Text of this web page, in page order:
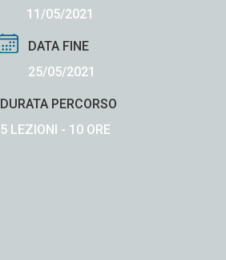
11/05/2021
DATA FINE
25/05/2021
DURATA PERCORSO
5 LEZIONI - 10 ORE